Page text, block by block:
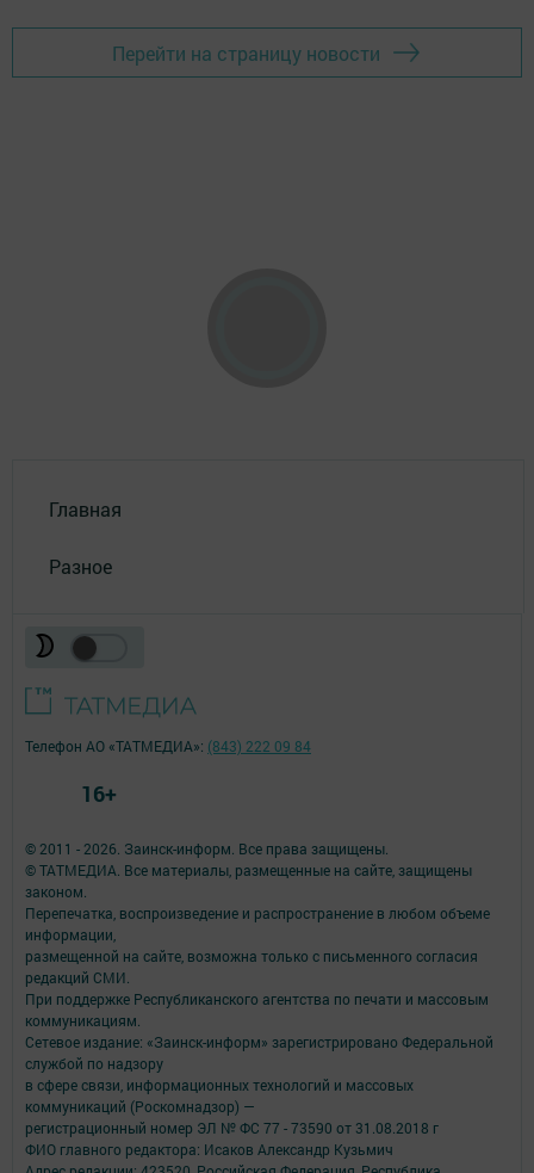
Перейти на страницу новости
Главная
Разное
© 2011 - 2026. Заинск-информ. Все права защищены.
© ТАТМЕДИА. Все материалы, размещенные на сайте, защищены
законом.
Перепечатка, воспроизведение и распространение в любом объеме
информации,
размещенной на сайте, возможна только с письменного согласия
редакций СМИ.
При поддержке Республиканского агентства по печати и массовым
коммуникациям.
Сетевое издание: «Заинск-информ» зарегистрировано Федеральной
службой по надзору
в сфере связи, информационных технологий и массовых
коммуникаций (Роскомнадзор) —
регистрационный номер ЭЛ № ФС 77 - 73590 от 31.08.2018 г
ФИО главного редактора: Исаков Александр Кузьмич
Телефон АО «ТАТМЕДИА»: (843) 222 09 84
16+